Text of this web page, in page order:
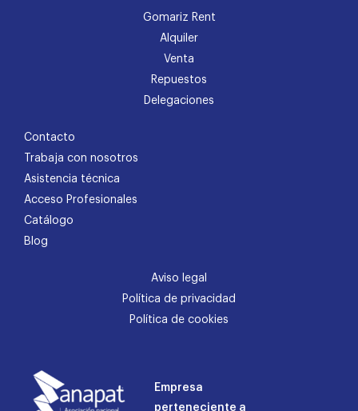
Gomariz Rent
Alquiler
Venta
Repuestos
Delegaciones
Contacto
Trabaja con nosotros
Asistencia técnica
Acceso Profesionales
Catálogo
Blog
Aviso legal
Política de privacidad
Política de cookies
Empresa
perteneciente a